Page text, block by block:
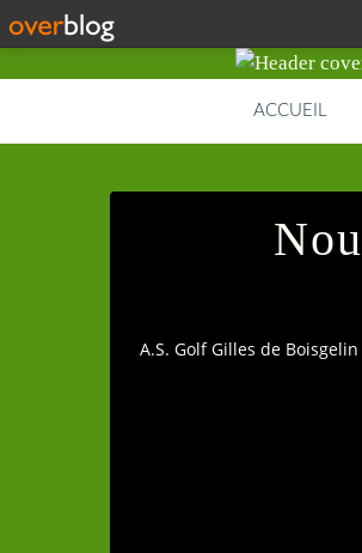
ACCUEIL
A.S. Golf Gilles de Boisgelin